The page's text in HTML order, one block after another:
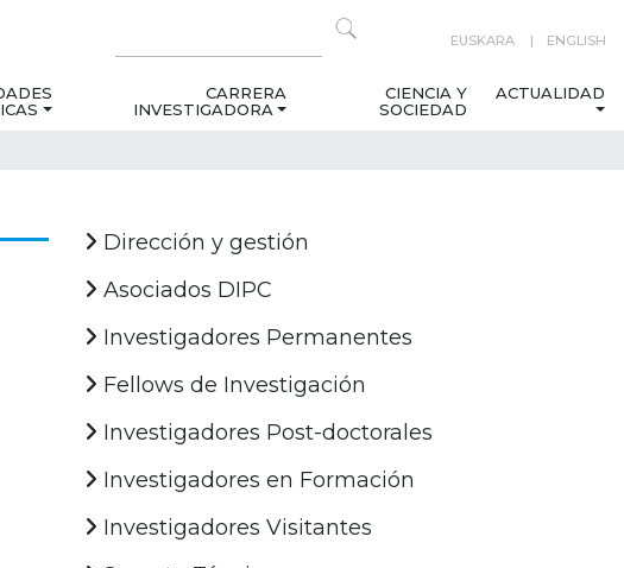
EUSKARA ENGLISH
CARRERA
INVESTIGADORA
CIENCIA Y
SOCIEDAD
ACTUALIDAD
Dirección y gestión
Asociados DIPC
Investigadores Permanentes
Fellows de Investigación
Investigadores Post-doctorales
Investigadores en Formación
Investigadores Visitantes